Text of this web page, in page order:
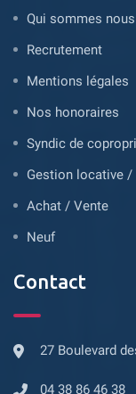
Qui sommes
Recrutement
Mentions légales
Nos honoraires
Syndic de
Gestion locative
Achat / Vente
Neuf
Contact
27 Boulevard
04 38 86 46 38